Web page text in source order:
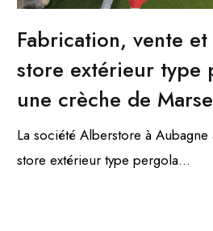
Fabrication, vente
store extérieur type
une crèche de
La société Alberstore à
store extérieur type pergola...